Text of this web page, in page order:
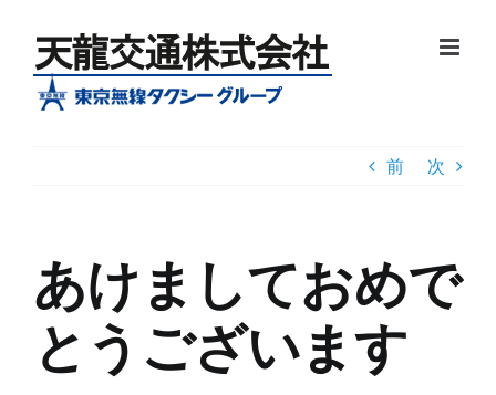
content
前 次
あけましておめで
とうございます